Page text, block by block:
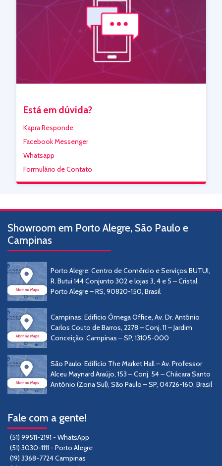
Está em dúvida?
Kapra Responde
Facebook Messenger
Whatsapp
Formulário de Contato
Showroom em Porto Alegre, São Paulo e
Campinas
Porto Alegre: Centro de Comércio e Serviços BUTUI,
R. Butui 144 Conjunto 302 e lojas 3, 4 e 5 – Cristal,
Porto Alegre – RS, 90820-150, Brasil
Campinas: Edifício Ômega Office, Av. Dr. Antônio
Carlos Couto de Barros, 2278 – Conj. 11 – Jardim
Conceição, Campinas – SP, 13105-000
São Paulo: Edifício The Market Hall – Av. Professor
Alceu Maynard Araújo, 153 – Conj. 54 – Chácara Santo
Antônio (Zona Sul), São Paulo – SP, 04726-160, Brasil
Fale com a gente!
(51) 99511-2191 - WhatsApp
(51) 3030-1111 - Porto Alegre
(19) 3368-7724 Campinas